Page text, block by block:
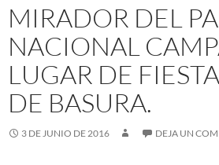
MIRADOR DEL
NACIONAL
LUGAR DE
DE BASURA.
3 DE JUNIO DE 2016 DEJA UN